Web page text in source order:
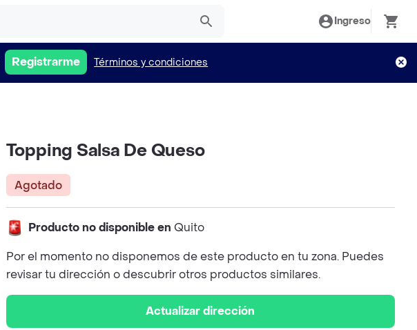
Ingreso
Registrarme Términos y condiciones
Topping Salsa De Queso
Agotado
Producto no disponible en Quito
Por el momento no disponemos de este producto en tu zona. Puedes
revisar tu dirección o descubrir otros productos similares.
Actualizar dirección